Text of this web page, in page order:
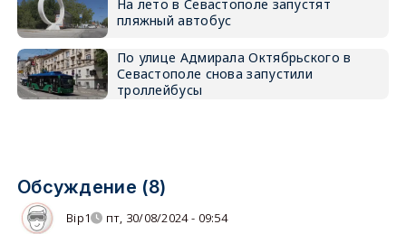
На лето в Севастополе запустят
пляжный автобус
По улице Адмирала Октябрьского в
Севастополе снова запустили
троллейбусы
Обсуждение (8)
Bip1 пт, 30/08/2024 - 09:54